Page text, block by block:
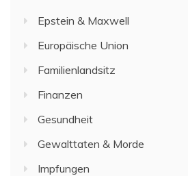
Epstein & Maxwell
Europäische Union
Familienlandsitz
Finanzen
Gesundheit
Gewalttaten & Morde
Impfungen